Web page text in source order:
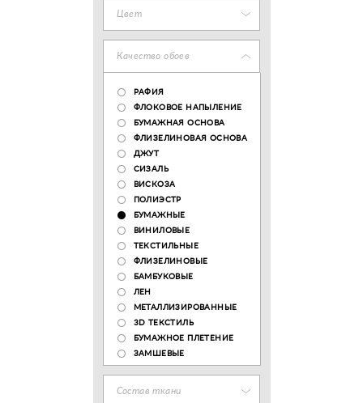
Цвет
Качество обоев
РАФИЯ
ФЛОКОВОЕ НАПЫЛЕНИЕ
БУМАЖНАЯ ОСНОВА
ФЛИЗЕЛИНОВАЯ ОСНОВА
ДЖУТ
СИЗАЛЬ
ВИСКОЗА
ПОЛИЭСТР
БУМАЖНЫЕ
ВИНИЛОВЫЕ
ТЕКСТИЛЬНЫЕ
ФЛИЗЕЛИНОВЫЕ
БАМБУКОВЫЕ
ЛЕН
МЕТАЛЛИЗИРОВАННЫЕ
3D ТЕКСТИЛЬ
БУМАЖНОЕ ПЛЕТЕНИЕ
ЗАМШЕВЫЕ
Состав ткани